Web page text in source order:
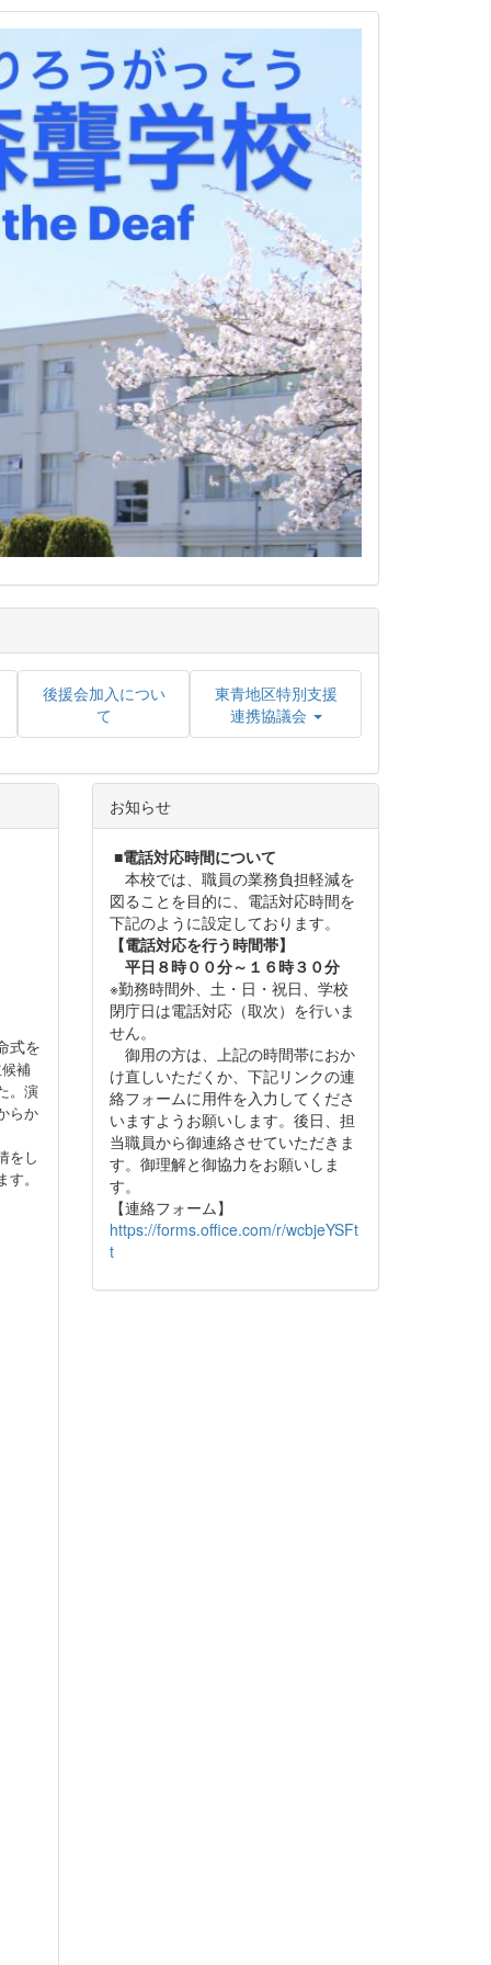
後援会加入につい
て
東青地区特別支援
連携協議会
式を
補
演
らか
をし
。
お知らせ
■電話対応時間について
本校では、職員の業務負担軽減を
図ることを目的に、電話対応時間を
下記のように設定しております。
【電話対応を行う時間帯】
平日８時００分～１６時３０分
※勤務時間外、土・日・祝日、学校
閉庁日は電話対応（取次）を行いま
せん。
御用の方は、上記の時間帯におか
け直しいただくか、下記リンクの連
絡フォームに用件を入力してくださ
いますようお願いします。後日、担
当職員から御連絡させていただきま
す。御理解と御協力をお願いしま
す。
【連絡フォーム】
https://forms.office.com/r/wcbjeYSFt
t